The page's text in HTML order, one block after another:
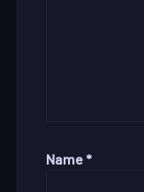
Name *